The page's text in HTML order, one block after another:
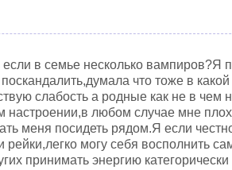
если в семье несколько вампиров?Я
что тоже в
слабость а родные как не в
любом случае мне
меня посидеть рядом.Я если
рейки,легко могу себя восполнить
принимать энергию